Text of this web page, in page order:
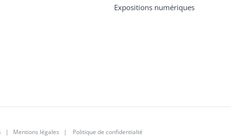
Expositions numériques
| Mentions légales | Politique de confidentialté